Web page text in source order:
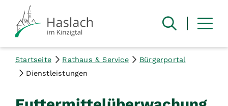
Startseite Rathaus & Service
Bürgerportal
Dienstleistungen